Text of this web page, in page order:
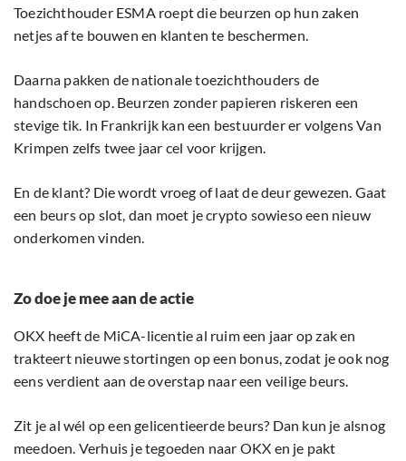
Toezichthouder ESMA roept die beurzen op hun zaken
netjes af te bouwen en klanten te beschermen.
Daarna pakken de nationale toezichthouders de
handschoen op. Beurzen zonder papieren riskeren een
stevige tik. In Frankrijk kan een bestuurder er volgens Van
Krimpen zelfs twee jaar cel voor krijgen.
En de klant? Die wordt vroeg of laat de deur gewezen. Gaat
een beurs op slot, dan moet je crypto sowieso een nieuw
onderkomen vinden.
Zo doe je mee aan de actie
OKX heeft de MiCA-licentie al ruim een jaar op zak en
trakteert nieuwe stortingen op een bonus, zodat je ook nog
eens verdient aan de overstap naar een veilige beurs.
Zit je al wél op een gelicentieerde beurs? Dan kun je alsnog
meedoen. Verhuis je tegoeden naar OKX en je pakt